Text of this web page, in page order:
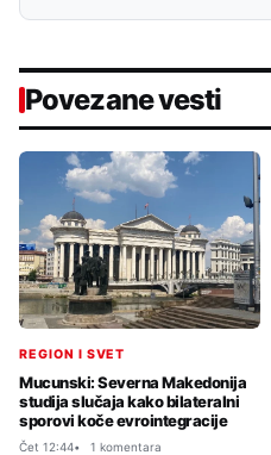
Povezane vesti
REGION I SVET
Mucunski: Severna Makedonija
studija slučaja kako bilateralni
sporovi koče evrointegracije
Čet 12:44 1 komentara